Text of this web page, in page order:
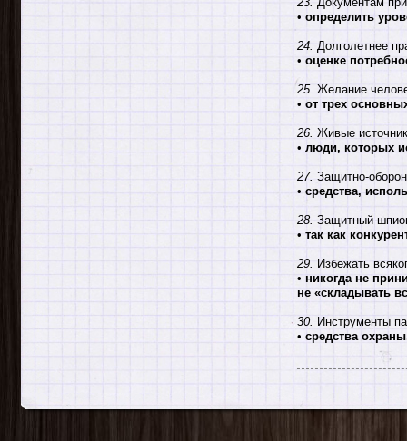
• определить
24. Долголетнее
• оценке
25. Желание
• от трех
26. Живые
• люди, которых
27. Защитно-
• средства,
28. Защитный
• так как
29. Избежать
• никогда не
не «складывать
30. Инструменты
• средства